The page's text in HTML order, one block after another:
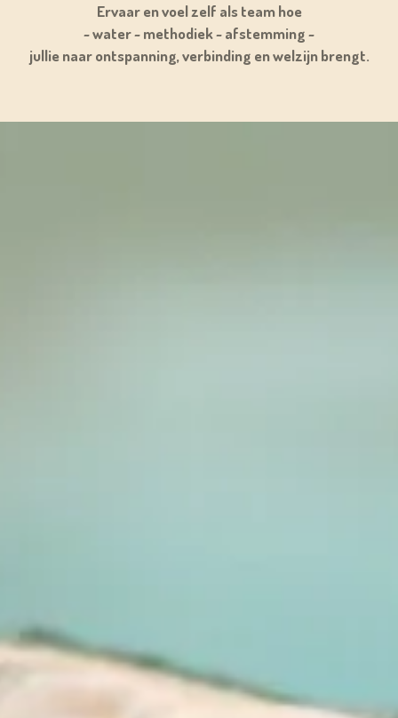
Ervaar en voel zelf als team hoe
~ water ~ methodiek ~ afstemming ~
jullie naar ontspanning, verbinding en welzijn brengt.